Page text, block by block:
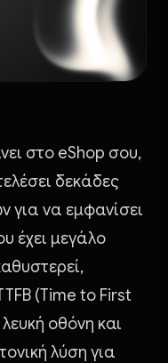
στο eShop σου,
δεκάδες
για να εμφανίσει
έχει μεγάλο
(Time to First
οθόνη και
λύση για